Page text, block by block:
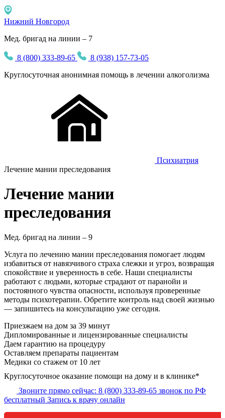
Нижний Новгород
Мед. бригад на линии – 7
8 (800) 333-89-65
8 (938) 157-73-05
Круглосуточная анонимная помощь в лечении алкоголизма
Психиатрия
Лечение мании преследования
Лечение мании
преследования
Мед. бригад на линии – 9
Услуга по лечению мании преследования помогает людям
избавиться от навязчивого страха слежки и угроз, возвращая
спокойствие и уверенность в себе. Наши специалисты
работают с людьми, которые страдают от паранойи и
постоянного чувства опасности, используя проверенные
методы психотерапии. Обретите контроль над своей жизнью
— запишитесь на консультацию уже сегодня.
Приезжаем на дом за 39 минут
Дипломированные и лицензированные специалисты
Даем гарантию на процедуру
Оставляем препараты пациентам
Медики со стажем от 10 лет
Круглосуточное оказание помощи на дому и в клинике*
Звоните прямо сейчас: 8 (800) 333-89-65 звонок по РФ
бесплатный Запись к врачу онлайн